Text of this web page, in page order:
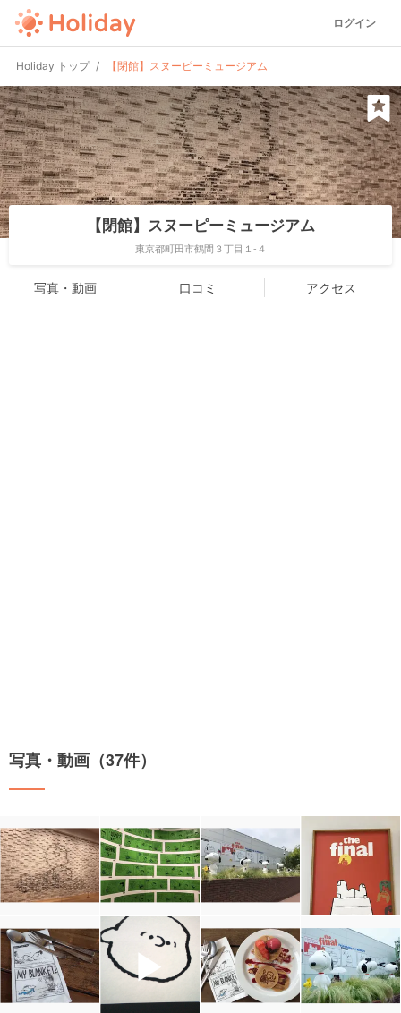
ログイン
Holiday トップ 【閉館】スヌーピーミュージアム
【閉館】スヌーピーミュージアム
東京都町田市鶴間３丁目１-４
写真・動画 口コミ アクセス
写真・動画（37件）
▶